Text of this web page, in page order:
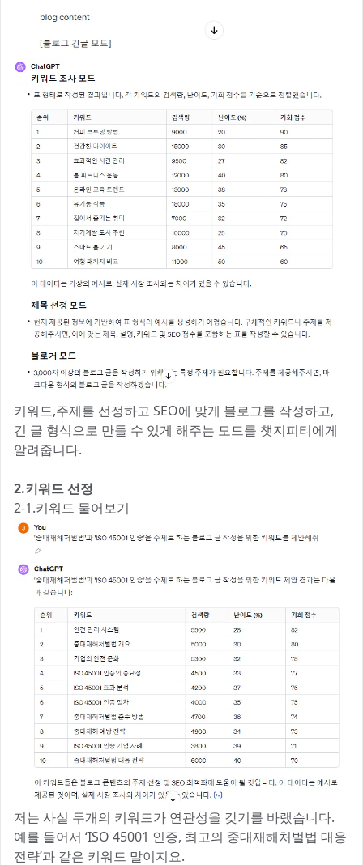
키워드,주제를 선정하고 SEO에 맞게 블로그를 작성하고,
긴 글 형식으로 만들 수 있게 해주는 모드를 챗지피티에게
알려줍니다.
2.키워드 선정
2-1.키워드 물어보기
저는 사실 두개의 키워드가 연관성을 갖기를 바랬습니다.
예를 들어서 ‘ISO 45001 인증, 최고의 중대재해처벌법 대응
전략’과 같은 키워드 말이지요.